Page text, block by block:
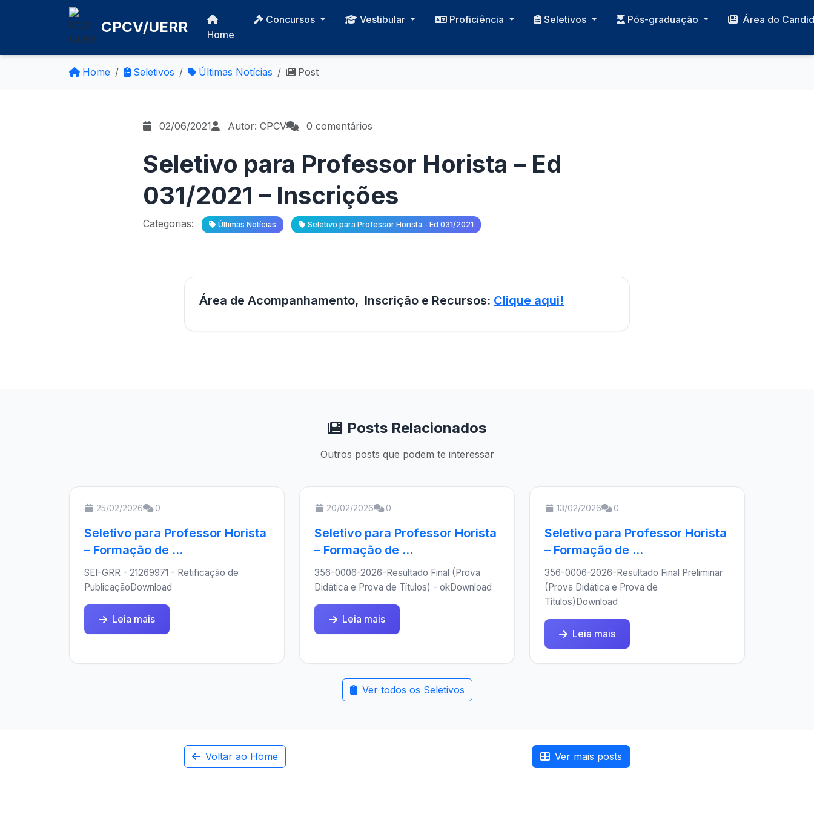
CPCV/UERR Home
Concursos Vestibular Proficiência Seletivos Pós-graduação Área do
Home Seletivos Últimas Notícias Post
02/06/2021 Autor: CPCV 0 comentários
Seletivo para Professor Horista – Ed
031/2021 – Inscrições
Categorias: Últimas Notícias Seletivo para Professor Horista - Ed 031/2021
Área de Acompanhamento, Inscrição e Recursos: Clique aqui!
Posts Relacionados
Outros posts que podem te interessar
25/02/2026 0
Seletivo para Professor Horista
– Formação de ...
SEI-GRR - 21269971 - Retificação de
PublicaçãoDownload
Leia mais
20/02/2026 0
Seletivo para Professor Horista
– Formação de ...
356-0006-2026-Resultado Final (Prova
Didática e Prova de Títulos) - okDownload
Leia mais
13/02/2026 0
Seletivo para Professor Horista
– Formação de ...
356-0006-2026-Resultado Final Preliminar
(Prova Didática e Prova de
Títulos)Download
Leia mais
Ver todos os Seletivos
Voltar ao Home Ver mais posts